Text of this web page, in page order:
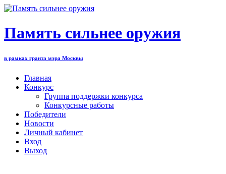
Перейти
содержимому
Память сильнее оружия
в рамках гранта мэра Москвы
Главная
Конкурс
Группа поддержки конкурса
Конкурсные работы
Победители
Новости
Личный кабинет
Вход
Выход